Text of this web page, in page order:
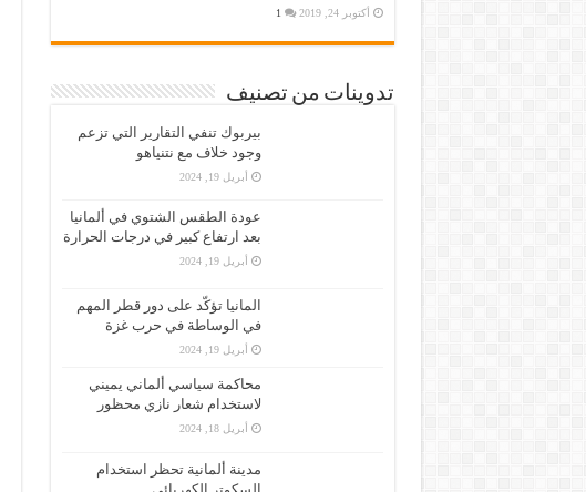
أكتوبر 24, 2019 1
تدوينات من تصنيف
بيربوك تنفي التقارير التي تزعم
وجود خلاف مع نتنياهو
أبريل 19, 2024
عودة الطقس الشتوي في ألمانيا
بعد ارتفاع كبير في درجات الحرارة
أبريل 19, 2024
المانيا تؤكّد على دور قطر المهم
في الوساطة في حرب غزة
أبريل 19, 2024
محاكمة سياسي ألماني يميني
لاستخدام شعار نازي محظور
أبريل 18, 2024
مدينة ألمانية تحظر استخدام